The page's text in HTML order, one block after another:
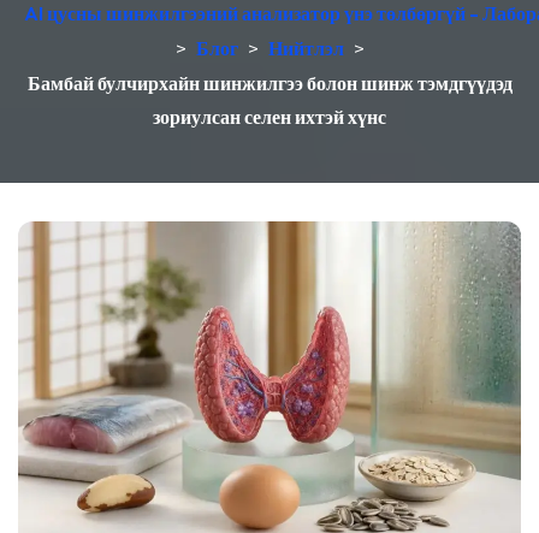
AI цусны шинжилгээний анализатор үнэ төлбөргүй -
> Блог > Нийтлэл >
Бамбай булчирхайн шинжилгээ болон шинж тэмдгүүдэд
зориулсан селен ихтэй хүнс